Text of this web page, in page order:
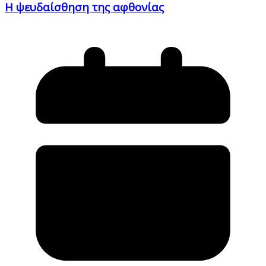
Η ψευδαίσθηση της αφθονίας